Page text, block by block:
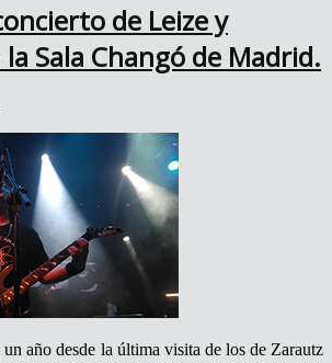
de Leize y
Sala Changó de Madrid.
año desde la última visita de los de Zarautz